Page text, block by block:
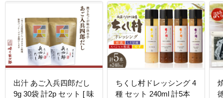
出汁 あご入兵四郎だし
9g 30袋 計2p セット [ 味
ちくし村ドレッシング 4
種 セット 240ml 計5本